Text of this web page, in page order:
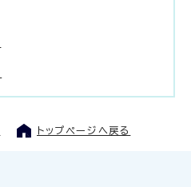
トップページへ戻る